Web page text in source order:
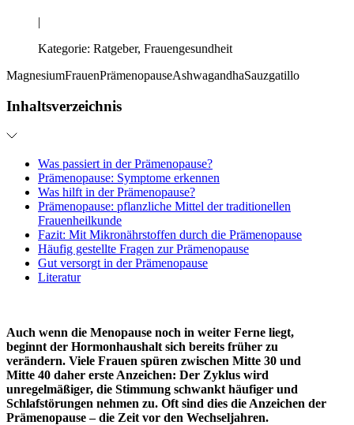
|
Kategorie: Ratgeber, Frauengesundheit
MagnesiumFrauenPrämenopauseAshwagandhaSauzgatillo
Inhaltsverzeichnis
Was passiert in der Prämenopause?
Prämenopause: Symptome erkennen
Was hilft in der Prämenopause?
Prämenopause: pflanzliche Mittel der traditionellen
Frauenheilkunde
Fazit: Mit Mikronährstoffen durch die Prämenopause
Häufig gestellte Fragen zur Prämenopause
Gut versorgt in der Prämenopause
Literatur
Auch wenn die Menopause noch in weiter Ferne liegt,
beginnt der Hormonhaushalt sich bereits früher zu
verändern. Viele Frauen spüren zwischen Mitte 30 und
Mitte 40 daher erste Anzeichen: Der Zyklus wird
unregelmäßiger, die Stimmung schwankt häufiger und
Schlafstörungen nehmen zu. Oft sind dies die Anzeichen der
Prämenopause – die Zeit vor den Wechseljahren.